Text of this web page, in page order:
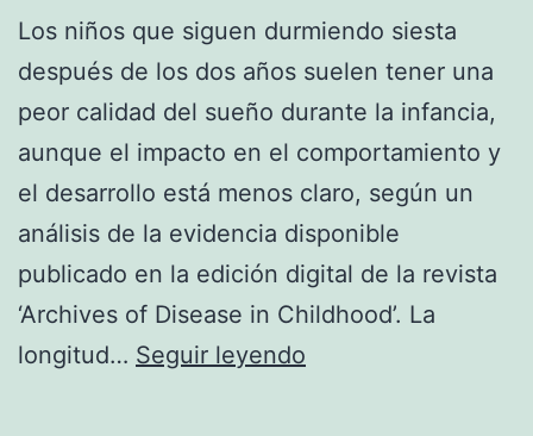
Los niños que siguen durmiendo siesta
después de los dos años suelen tener una
peor calidad del sueño durante la infancia,
aunque el impacto en el comportamiento y
el desarrollo está menos claro, según un
análisis de la evidencia disponible
publicado en la edición digital de la revista
‘Archives of Disease in Childhood’. La
longitud… Seguir leyendo